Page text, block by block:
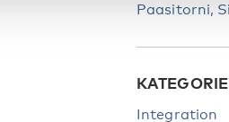
Paasitorni,
Integration